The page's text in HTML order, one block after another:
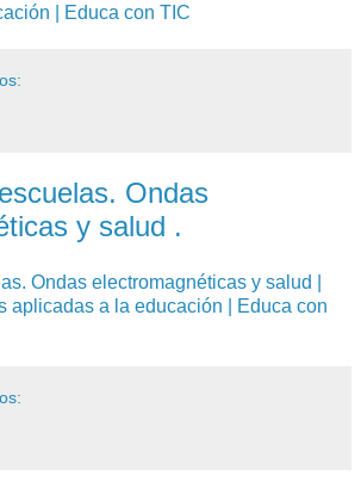
| Educa con TIC
Ondas
y salud .
Ondas electromagnéticas y salud |
aplicadas a la educación | Educa con